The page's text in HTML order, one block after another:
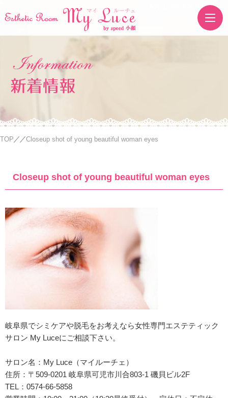
My Luce's STORE
新着情報
TOP Closeup shot of young beautiful woman eyes
Closeup shot of young beautiful woman eyes
岐阜県でシミケアや脱毛をお考えなら女性専門エステティック
サロン My Luceにご相談下さい。
サロン名：My Luce（マイルーチェ）
住所： 〒509-0201 岐阜県可児市川合803-1 磯貝ビル2F
TEL：0574-66-5858